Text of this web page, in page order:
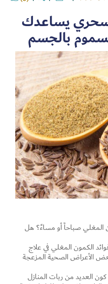
يساعدك
بالجسم
المغلي صباحاً أو مساءً؟ هل
الكمون المغلي في علاج
الأعراض الصحية المزعجة
العديد من ربات المنازل